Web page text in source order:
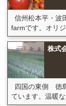
信州松本平・波
farmです。オリジ
株式
四国の東側 徳
ています。温暖